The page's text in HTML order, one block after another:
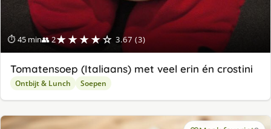
⏱ 45 min👥 2★★★★☆ 3.67 (3)
Tomatensoep (Italiaans) met veel erin én crostini
Ontbijt & Lunch Soepen